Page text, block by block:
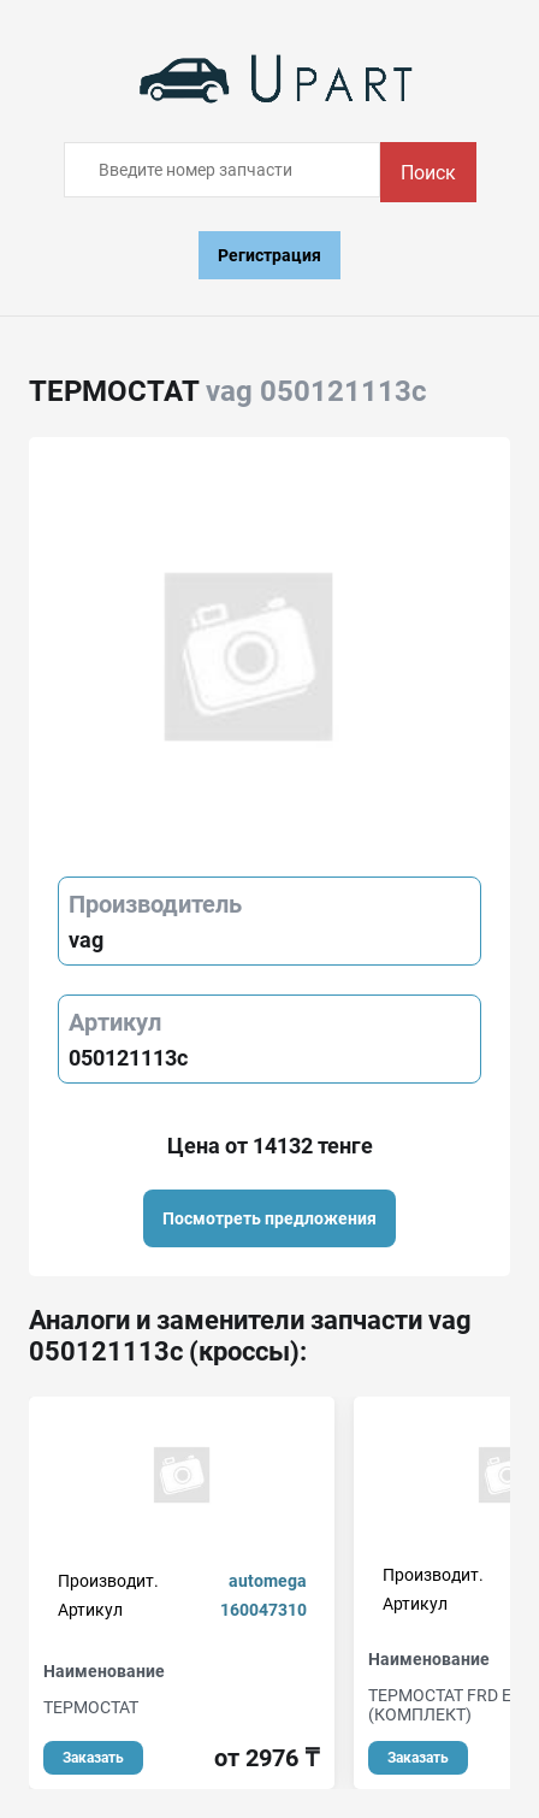
Поиск
Регистрация
ТЕРМОСТАТvag 050121113c
Производитель
vag
Артикул
050121113c
Цена от 14132 тенге
Посмотреть предложения
Аналоги и заменители запчасти vag
050121113c (кроссы):
Производит.
automega
Артикул
160047310
Наименование
ТЕРМОСТАТ
Заказать от 2976 ₸
Производит.
Артикул
Наименование
ТЕРМОСТАТ FRD
(КОМПЛЕКТ)
Заказать